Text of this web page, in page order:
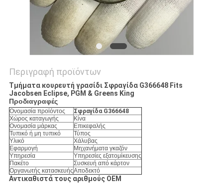
Περιγραφή προϊόντων
Τμήματα κουρευτή γρασίδι Σφραγίδα G366648 Fits
Jacobsen Eclipse, PGM & Greens King
Προδιαγραφές
Ονομασία προϊόντος
Σφραγίδα G366648
Χώρος καταγωγής
Κίνα
Ονομασία μάρκας
Επικεφαλής
Τυπικό ή μη τυπικό
Τύπος
Υλικό
Χάλυβας
Εφαρμογή
Μηχανήματα γκαζόν
Υπηρεσία
Υπηρεσίες εξατομίκευσης
Πακέτο
Συσκευή από κάρτον
Οργανωτής κατασκευήςΑποδεκτό
Αντικαθιστά τους αριθμούς OEM